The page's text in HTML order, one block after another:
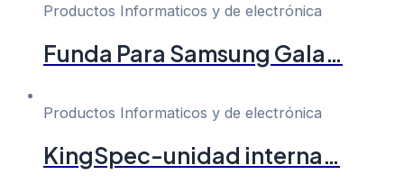
Productos Informaticos y de electrónica
Funda Para Samsung Gala…
Productos Informaticos y de electrónica
KingSpec-unidad interna…